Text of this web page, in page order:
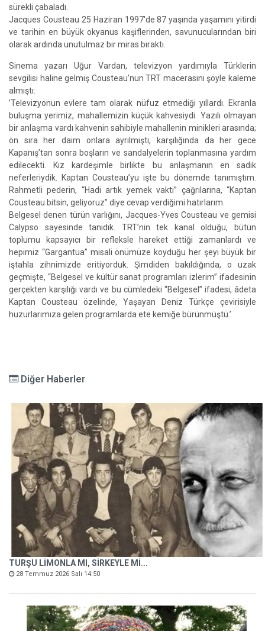
sürekli çabaladı.
Jacques Cousteau 25 Haziran 1997'de 87 yaşında yaşamını yitirdi
ve tarihin en büyük okyanus kaşiflerinden, savunucularından biri
olarak ardında unutulmaz bir miras bıraktı.
Sinema yazarı Uğur Vardan, televizyon yardımıyla Türklerin
sevgilisi haline gelmiş Cousteau’nun TRT macerasını şöyle kaleme
almıştı:
’Televizyonun evlere tam olarak nüfuz etmediği yıllardı. Ekranla
buluşma yerimiz, mahallemizin küçük kahvesiydi. Yazılı olmayan
bir anlaşma vardı kahvenin sahibiyle mahallenin minikleri arasında;
ön sıra her daim onlara ayrılmıştı, karşılığında da her gece
Kapanış’tan sonra boşların ve sandalyelerin toplanmasına yardım
edilecekti. Kız kardeşimle birlikte bu anlaşmanın en sadık
neferleriydik. Kaptan Cousteau’yu işte bu dönemde tanımıştım.
Rahmetli pederin, “Hadi artık yemek vakti” çağrılarına, “Kaptan
Cousteau bitsin, geliyoruz” diye cevap verdiğimi hatırlarım.
Belgesel denen türün varlığını, Jacques-Yves Cousteau ve gemisi
Calypso sayesinde tanıdık. TRT’nin tek kanal olduğu, bütün
toplumu kapsayıcı bir refleksle hareket ettiği zamanlardı ve
hepimiz “Gargantua” misali önümüze koyduğu her şeyi büyük bir
iştahla zihnimizde eritiyorduk. Şimdiden bakıldığında, o uzak
geçmişte, “Belgesel ve kültür sanat programları izlerim” ifadesinin
gerçekten karşılığı vardı ve bu cümledeki “Belgesel” ifadesi, âdeta
Kaptan Cousteau özelinde, Yaşayan Deniz Türkçe çevirisiyle
huzurlarımıza gelen programlarda ete kemiğe bürünmüştü.’
Diğer Haberler
TURŞU LİMONLA MI, SİRKEYLE Mİ...
28 Temmuz 2026 Salı 14:50